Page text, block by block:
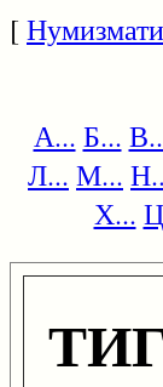
[
А... Б...
Л... М...
Х...